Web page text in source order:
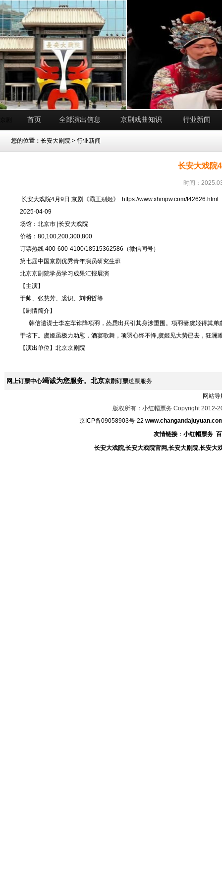
首页 全部演出信息 京剧戏曲知识 行业新闻
您的位置： 长安大剧院 > 行业新闻
长安大戏院
时间：
长安大戏院4月9日 京剧《霸王别姬》 https://www.xhmpw.com/t42626.html
2025-04-09
场馆：北京市 |长安大戏院
价格：80,100,200,300,800
订票热线 400-600-4100/18515362586（微信同号）
第七届中国京剧优秀青年演员研究生班
北京京剧院学员学习成果汇报展演
【主演】
于帅、张慧芳、裘识、刘明哲等
【剧情简介】
韩信遣谋士李左车诈降项羽，怂恿出兵引其身涉重围。项羽妻虞姬得其弟
于垓下。虞姬虽极力劝慰，酒宴歌舞，项羽心终不怿,虞姬见大势已去，狂
【演出单位】北京京剧院
网上订票中心竭诚为您服务。北京京剧订票送票服务
网站导
版权所有：小红帽票务 Copyright 2012-
京ICP备09058903号-22
友情链接： 小红帽票务
长安大戏院,长安大戏院官网,长安大剧院,长安大